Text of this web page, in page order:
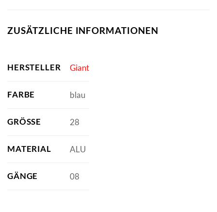
ZUSÄTZLICHE INFORMATIONEN
HERSTELLER Giant
FARBE blau
GRÖSSE 28
MATERIAL ALU
GÄNGE 08